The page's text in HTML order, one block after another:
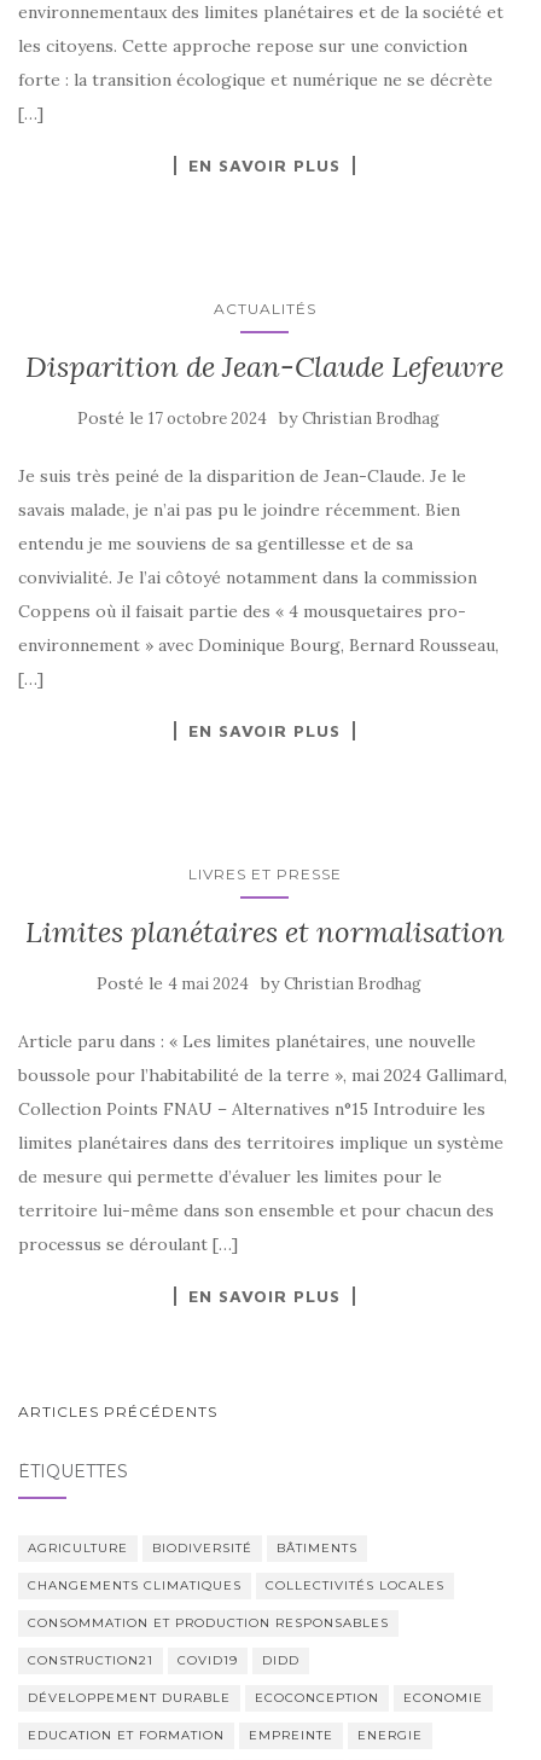
environnementaux des limites planétaires et de la société et
les citoyens. Cette approche repose sur une conviction
forte : la transition écologique et numérique ne se décrète
[…]
EN SAVOIR PLUS
ACTUALITÉS
Disparition de Jean-Claude Lefeuvre
Posté le 17 octobre 2024 byChristian Brodhag
Je suis très peiné de la disparition de Jean-Claude. Je le
savais malade, je n’ai pas pu le joindre récemment. Bien
entendu je me souviens de sa gentillesse et de sa
convivialité. Je l’ai côtoyé notamment dans la commission
Coppens où il faisait partie des « 4 mousquetaires pro-
environnement » avec Dominique Bourg, Bernard Rousseau,
[…]
EN SAVOIR PLUS
LIVRES ET PRESSE
Limites planétaires et normalisation
Posté le 4 mai 2024 byChristian Brodhag
Article paru dans : « Les limites planétaires, une nouvelle
boussole pour l’habitabilité de la terre », mai 2024 Gallimard,
Collection Points FNAU – Alternatives n°15 Introduire les
limites planétaires dans des territoires implique un système
de mesure qui permette d’évaluer les limites pour le
territoire lui-même dans son ensemble et pour chacun des
processus se déroulant […]
EN SAVOIR PLUS
NAVIGATION
SEIN
ARTICLES
ARTICLES PRÉCÉDENTS
ÉTIQUETTES
AGRICULTURE BIODIVERSITÉ BÂTIMENTS
CHANGEMENTS CLIMATIQUES COLLECTIVITÉS LOCALES
CONSOMMATION ET PRODUCTION RESPONSABLES
CONSTRUCTION21 COVID19 DIDD
DÉVELOPPEMENT DURABLE ECOCONCEPTION ECONOMIE
EDUCATION ET FORMATION EMPREINTE ENERGIE